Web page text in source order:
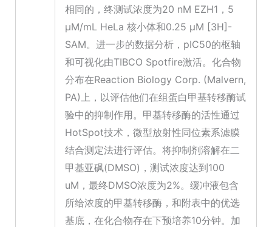
相同的，终测试浓度为20 nM EZH1，5
μM/mL HeLa 核小体和0.25 μM [3H]-
SAM。进一步的数据分析，pIC50的枢轴
和可视化由TIBCO Spotfire激活。化合物
分布在Reaction Biology Corp. (Malvern,
PA)上，以评估他们在组蛋白甲基转移酶试
验中的抑制作用。甲基转移酶的活性通过
HotSpot技术，微型放射性同位素系滤膜
结合测定法进行评估。将抑制剂溶解在二
甲基亚砜(DMSO)，测试浓度达到100
uM，最终DMSO浓度为2%。缓冲液包含
所给浓度的甲基转移酶，和附表中的优选
基底，在化合物存在下预培养10分钟。加